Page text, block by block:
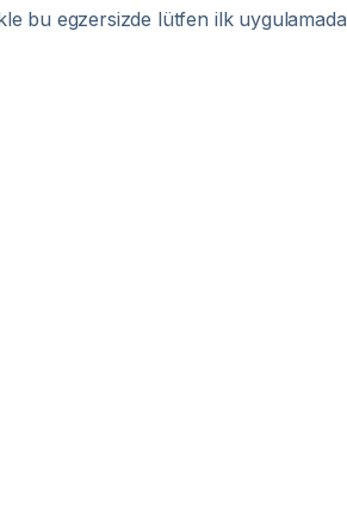
bu egzersizde lütfen ilk uygulamada